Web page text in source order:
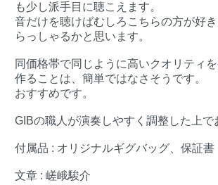
も少し派手目に聴こえます。
音だけを聴けばむしろこちらの方が好
らっしゃるかと思います。
同価格帯で同じように高いクオリティ
作ることは、簡単ではなさそうです。
おすすめです。
GIBの職人が演奏しやすく調整した上で
付属品 : オリジナルギグバッグ、保証書
文章 : 嵯峨駿介